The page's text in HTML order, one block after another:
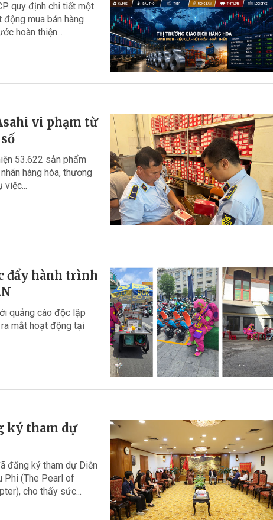
quy định chi tiết một
mua bán hàng
hoàn thiện...
vi phạm từ
53.622 sản phẩm
hàng hóa, thương
việc...
đẩy hành trình
quảng cáo độc lập
mắt hoạt động tại
ký tham dự
đăng ký tham dự Diễn
Phi (The Pearl of
cho thấy sức...